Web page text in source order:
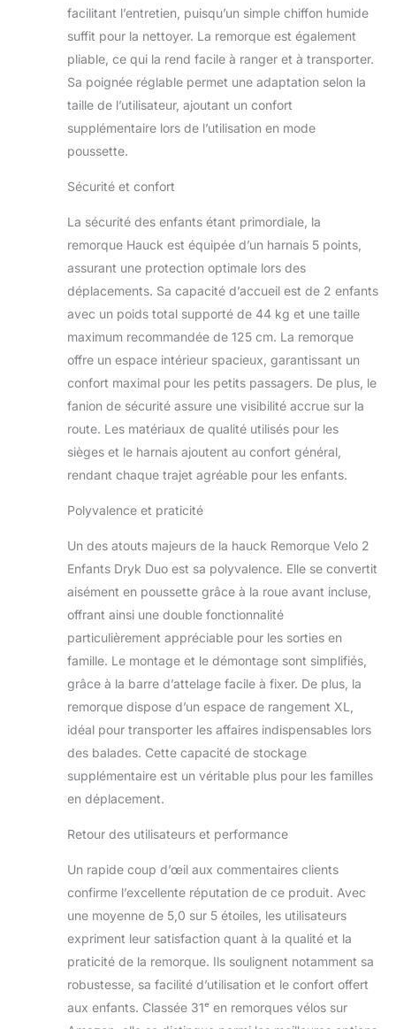
: Capote 2en1 avec moustiquaire
contre le vent, la pluie légère et les
insectes. Coffre XL et poches
intérieures facilement accessibles
pour plus de rangement. Confort de
conduite : le guidon réglable en
hauteur, les grandes roues arrière
pneumatiques et la roue pivotante en
caoutchouc à l'avant offrent une
chariot velo.
facilitant l’entretien, puisqu’un simple chiffon humide
suffit pour la nettoyer. La remorque est également
pliable, ce qui la rend facile à ranger et à transporter.
Sa poignée réglable permet une adaptation selon la
taille de l’utilisateur, ajoutant un confort
supplémentaire lors de l’utilisation en mode
poussette.
Sécurité et confort
La sécurité des enfants étant primordiale, la
remorque Hauck est équipée d’un harnais 5 points,
assurant une protection optimale lors des
déplacements. Sa capacité d’accueil est de 2 enfants
avec un poids total supporté de 44 kg et une taille
maximum recommandée de 125 cm. La remorque
offre un espace intérieur spacieux, garantissant un
confort maximal pour les petits passagers. De plus, le
fanion de sécurité assure une visibilité accrue sur la
route. Les matériaux de qualité utilisés pour les
sièges et le harnais ajoutent au confort général,
rendant chaque trajet agréable pour les enfants.
Polyvalence et praticité
Un des atouts majeurs de la hauck Remorque Velo 2
Enfants Dryk Duo est sa polyvalence. Elle se convertit
aisément en poussette grâce à la roue avant incluse,
offrant ainsi une double fonctionnalité
particulièrement appréciable pour les sorties en
famille. Le montage et le démontage sont simplifiés,
grâce à la barre d’attelage facile à fixer. De plus, la
remorque dispose d’un espace de rangement XL,
idéal pour transporter les affaires indispensables lors
des balades. Cette capacité de stockage
supplémentaire est un véritable plus pour les familles
en déplacement.
Retour des utilisateurs et performance
Un rapide coup d’œil aux commentaires clients
confirme l’excellente réputation de ce produit. Avec
une moyenne de 5,0 sur 5 étoiles, les utilisateurs
expriment leur satisfaction quant à la qualité et la
praticité de la remorque. Ils soulignent notamment sa
robustesse, sa facilité d’utilisation et le confort offert
aux enfants. Classée 31ᵉ en remorques vélos sur